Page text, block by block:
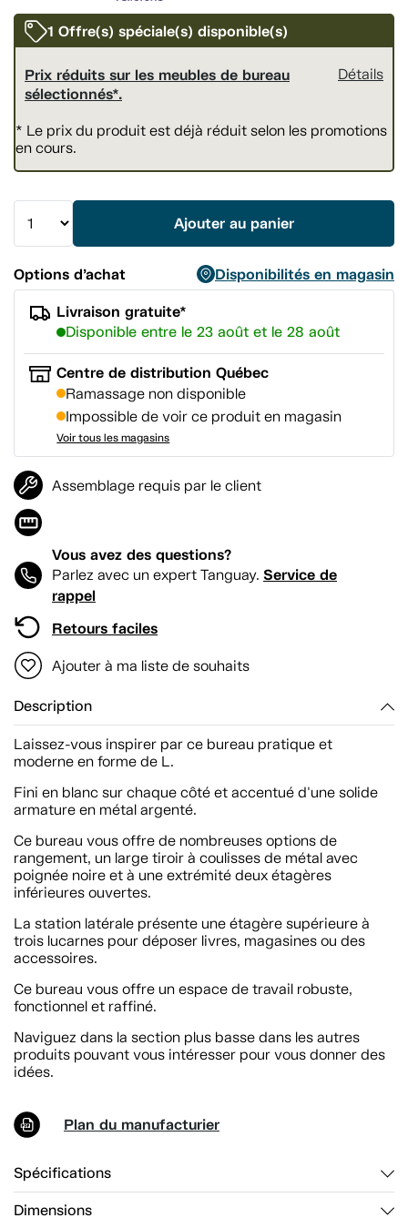
vers
la
même
1 Offre(s) spéciale(s) disponible(s)
Prix réduits sur les meubles de bureau
sélectionnés*.
Détails
* Le prix du produit est déjà réduit selon les promotions
en cours.
Ajouter au panier
Options d’achat
Disponibilités en magasin
Livraison gratuite*
Disponible entre le 23 août et le 28 août
Centre de distribution Québec
Ramassage non disponible
Impossible de voir ce produit en magasin
Voir tous les magasins
Assemblage requis par le client
Vous avez des questions?
Parlez avec un expert Tanguay. Service de
rappel
Retours faciles
Ajouter à ma liste de souhaits
Description
Laissez-vous inspirer par ce bureau pratique et
moderne en forme de L.
Fini en blanc sur chaque côté et accentué d'une solide
armature en métal argenté.
Ce bureau vous offre de nombreuses options de
rangement, un large tiroir à coulisses de métal avec
poignée noire et à une extrémité deux étagères
inférieures ouvertes.
La station latérale présente une étagère supérieure à
trois lucarnes pour déposer livres, magasines ou des
accessoires.
Ce bureau vous offre un espace de travail robuste,
fonctionnel et raffiné.
Naviguez dans la section plus basse dans les autres
produits pouvant vous intéresser pour vous donner des
idées.
Plan du manufacturier
Spécifications
Dimensions